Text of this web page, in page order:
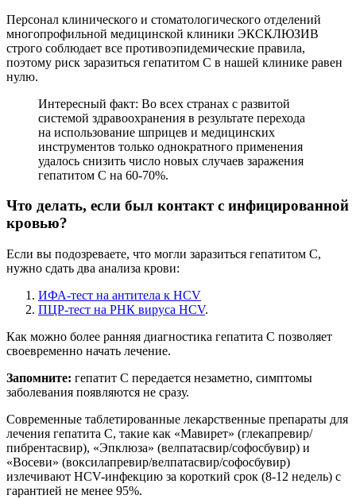
Персонал клинического и стоматологического отделений
многопрофильной медицинской клиники ЭКСКЛЮЗИВ
строго соблюдает все противоэпидемические правила,
поэтому риск заразиться гепатитом С в нашей клинике равен
нулю.
Интересный факт: Во всех странах с развитой
системой здравоохранения в результате перехода
на использование шприцев и медицинских
инструментов только однократного применения
удалось снизить число новых случаев заражения
гепатитом С на 60-70%.
Что делать, если был контакт с инфицированной
кровью?
Если вы подозреваете, что могли заразиться гепатитом С,
нужно сдать два анализа крови:
ИФА-тест на антитела к HCV
ПЦР-тест на РНК вируса HCV.
Как можно более ранняя диагностика гепатита С позволяет
своевременно начать лечение.
Запомните: гепатит С передается незаметно, симптомы
заболевания появляются не сразу.
Современные таблетированные лекарственные препараты для
лечения гепатита С, такие как «Мавирет» (глекапревир/
пибрентасвир), «Эпклюза» (велпатасвир/софосбувир) и
«Восеви» (воксилапревир/велпатасвир/софосбувир)
излечивают HCV-инфекцию за короткий срок (8-12 недель) с
гарантией не менее 95%.